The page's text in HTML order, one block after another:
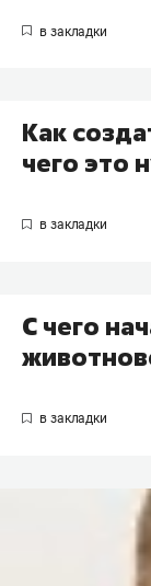
Как
чего это
С чего